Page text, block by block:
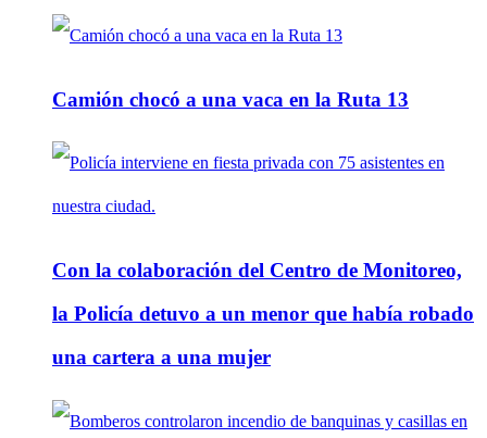
Camión chocó a una vaca en la Ruta 13
Con la colaboración del Centro de Monitoreo,
la Policía detuvo a un menor que había robado
una cartera a una mujer